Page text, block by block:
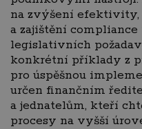
na zvýšení
a zajištění
legislativních
konkrétní příklady z
pro úspěšnou
určen finančním
a jednatelům, kteří
procesy na vyšší